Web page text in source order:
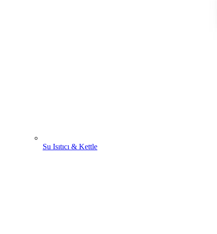
Su Isıtıcı & Kettle